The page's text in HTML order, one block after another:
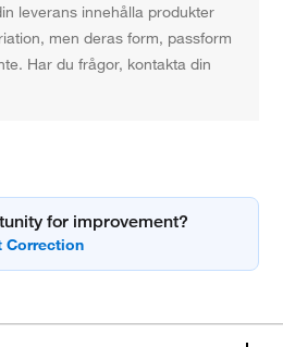
leverans innehålla produkter
men deras form, passform
Har du frågor, kontakta din
for improvement?